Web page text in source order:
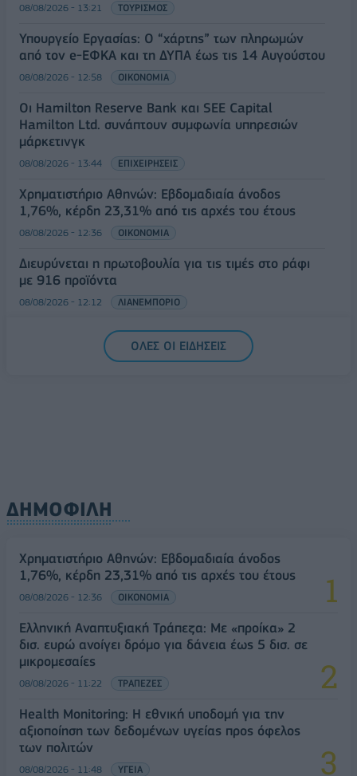
08/08/2026 - 13:21 ΤΟΥΡΙΣΜΟΣ
Υπουργείο Εργασίας: Ο “χάρτης” των πληρωμών
από τον e-ΕΦΚΑ και τη ΔΥΠΑ έως τις 14 Αυγούστου
08/08/2026 - 12:58 ΟΙΚΟΝΟΜΙΑ
Οι Hamilton Reserve Bank και SEE Capital
Hamilton Ltd. συνάπτουν συμφωνία υπηρεσιών
μάρκετινγκ
08/08/2026 - 13:44 ΕΠΙΧΕΙΡΗΣΕΙΣ
Χρηματιστήριο Αθηνών: Εβδομαδιαία άνοδος
1,76%, κέρδη 23,31% από τις αρχές του έτους
08/08/2026 - 12:36 ΟΙΚΟΝΟΜΙΑ
Διευρύνεται η πρωτοβουλία για τις τιμές στο ράφι
με 916 προϊόντα
08/08/2026 - 12:12 ΛΙΑΝΕΜΠΟΡΙΟ
Health Monitoring: Η εθνική υποδομή για την
αξιοποίηση των δεδομένων υγείας προς όφελος
ΟΛΕΣ ΟΙ ΕΙΔΗΣΕΙΣ
ΔΗΜΟΦΙΛΗ
Χρηματιστήριο Αθηνών: Εβδομαδιαία άνοδος
1,76%, κέρδη 23,31% από τις αρχές του έτους
08/08/2026 - 12:36 ΟΙΚΟΝΟΜΙΑ
Ελληνική Αναπτυξιακή Τράπεζα: Με «προίκα» 2
δισ. ευρώ ανοίγει δρόμο για δάνεια έως 5 δισ. σε
μικρομεσαίες
08/08/2026 - 11:22 ΤΡΑΠΕΖΕΣ
Health Monitoring: Η εθνική υποδομή για την
αξιοποίηση των δεδομένων υγείας προς όφελος
των πολιτών
08/08/2026 - 11:48 ΥΓΕΙΑ